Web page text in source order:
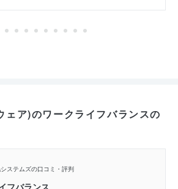
ェア)のワークライフバランスの
ステムズの口コミ・評判
フバランス